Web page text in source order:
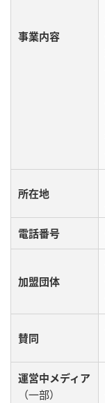
事業内容
所在地
電話番号
加盟団体
賛同
運営中メディア
（一部）